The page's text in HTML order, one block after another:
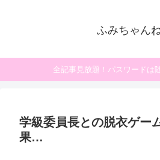
ふみちゃん
全記事見放題！パスワードは
学級委員長との脱衣ゲー
果…